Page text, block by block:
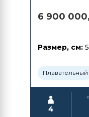
6 900
Размер, см:
Плавательный
4